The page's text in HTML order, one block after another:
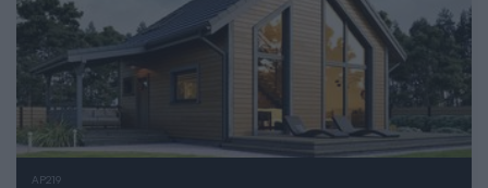
AP219